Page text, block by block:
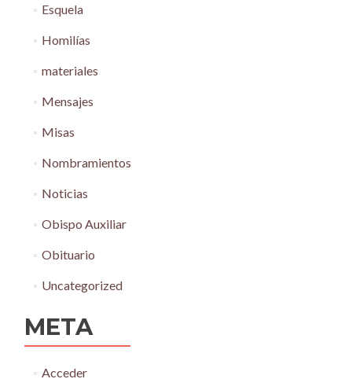
Esquela
Homilías
materiales
Mensajes
Misas
Nombramientos
Noticias
Obispo Auxiliar
Obituario
Uncategorized
META
Acceder